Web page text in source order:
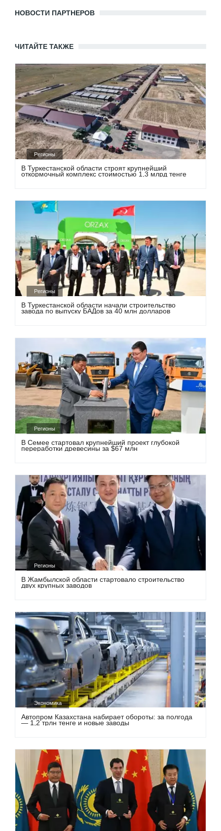
НОВОСТИ ПАРТНЕРОВ
ЧИТАЙТЕ ТАКЖЕ
Регионы
В Туркестанской области строят крупнейший
откормочный комплекс стоимостью 1,3 млрд тенге
Регионы
В Туркестанской области начали строительство
завода по выпуску БАДов за 40 млн долларов
Регионы
В Семее стартовал крупнейший проект глубокой
переработки древесины за $67 млн
Регионы
В Жамбылской области стартовало строительство
двух крупных заводов
Экономика
Автопром Казахстана набирает обороты: за полгода
— 1,2 трлн тенге и новые заводы